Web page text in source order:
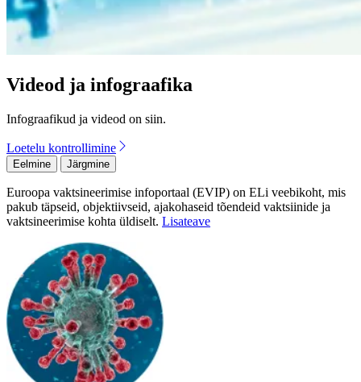
Videod ja infograafika
Infograafikud ja videod on siin.
Loetelu kontrollimine
Eelmine Järgmine
Euroopa vaktsineerimise infoportaal (EVIP) on ELi veebikoht, mis
pakub täpseid, objektiivseid, ajakohaseid tõendeid vaktsiinide ja
vaktsineerimise kohta üldiselt. Lisateave